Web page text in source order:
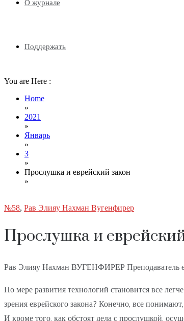
О журнале
Поддержать
You are Here :
Home
»
2021
»
Январь
»
3
»
Прослушка и еврейский закон
»
№58, Рав Элияу Нахман Вугенфирер
Прослушка и
Рав Элияу Нахман ВУГЕНФИРЕР Преподаватель
По мере развития технологий становится все
зрения еврейского закона? Конечно, все
И кроме того, как обстоят дела с прослушкой,